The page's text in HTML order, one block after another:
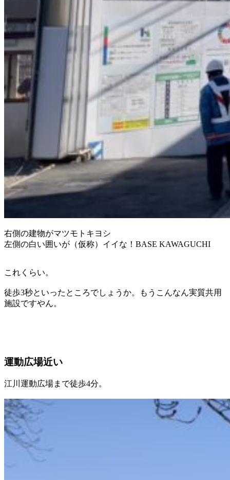
右側の建物がマツモトキヨシ
左側の白い囲いが（仮称）イイな！BASE KAWAGUCHI
これくらい。
徒歩3秒といったところでしょうか。もうこんなん実質共用
施設ですやん。
運動広場近い
江川運動広場まで徒歩4分。